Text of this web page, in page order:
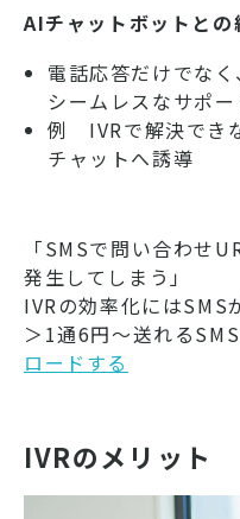
AIチャットボットとの
電話応答だけでな
シームレスなサポー
例 IVRで解決でき
チャットへ誘導
「SMSで問い合わせ
発生してしまう」
IVRの効率化にはSMS
＞1通6円～送れる
ロードする
IVRのメリット